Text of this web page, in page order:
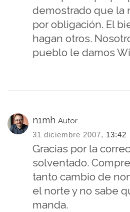
demostrado que la
por obligación. El
hagan otros.
pueblo le damos
n1mh Autor
31 diciembre 2007, 13:42
Gracias por la
solventado.
tanto cambio de
el norte y no sabe
manda.